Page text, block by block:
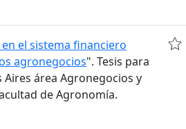
el sistema financiero
agronegocios". Tesis para
área Agronegocios y
de Agronomía.